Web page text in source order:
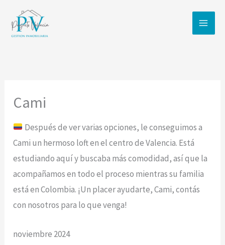
contenido
Cami
Después de ver varias opciones, le conseguimos a
Cami un hermoso loft en el centro de Valencia. Está
estudiando aquí y buscaba más comodidad, así que la
acompañamos en todo el proceso mientras su familia
está en Colombia. ¡Un placer ayudarte, Cami, contás
con nosotros para lo que venga!
noviembre 2024